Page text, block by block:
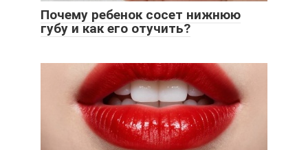
Почему ребенок сосет нижнюю
губу и как его отучить?